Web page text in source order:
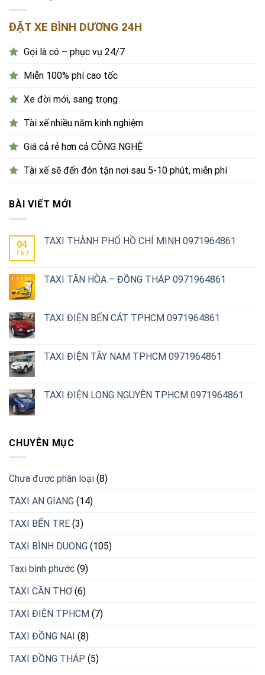
ĐẶT XE BÌNH DƯƠNG 24H
Gọi là có – phục vụ 24/7
Miễn 100% phí cao tốc
Xe đời mới, sang trọng
Tài xế nhiều năm kinh nghiệm
Giá cả rẻ hơn cả CÔNG NGHỆ
Tài xế sẽ đến đón tận nơi sau 5-10 phút, miễn phí
BÀI VIẾT MỚI
04
Th7
TAXI THÀNH PHỐ HỒ CHÍ MINH 0971964861
TAXI TÂN HÒA – ĐỒNG THÁP 0971964861
TAXI ĐIỆN BẾN CÁT TPHCM 0971964861
TAXI ĐIỆN TÂY NAM TPHCM 0971964861
TAXI ĐIỆN LONG NGUYÊN TPHCM 0971964861
CHUYÊN MỤC
Chưa được phân loại (8)
TAXI AN GIANG (14)
TAXI BẾN TRE (3)
TAXI BÌNH DUONG (105)
Taxi bình phước (9)
TAXI CẦN THƠ(6)
TAXI ĐIỆN TPHCM (7)
TAXI ĐỒNG NAI (8)
TAXI ĐỒNG THÁP (5)